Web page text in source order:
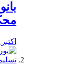
اکتبر 15, 2019